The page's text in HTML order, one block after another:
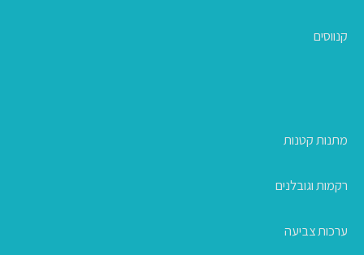
קנווסים
מתנות קטנות
רקמות וגובלנים
ערכות צביעה